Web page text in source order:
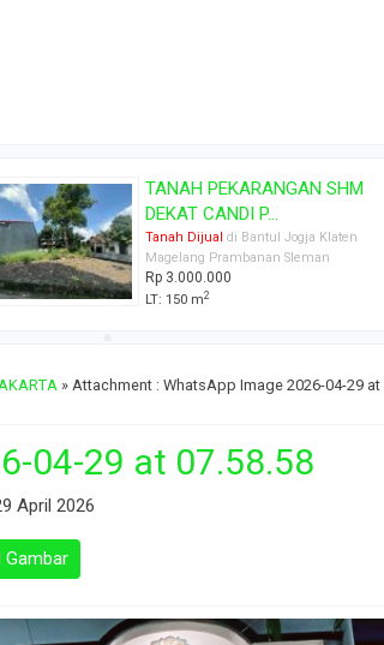
TANAH PEKARANGAN ASRI
MURAH DEKAT ...
Tanah Dijual di Bantul Jogja Klaten
Magelang Prambanan Sleman
Rp 450.000.000
LT: 543 m2
» Attachment : WhatsApp Image 2026-04-29 at
04-29 at 07.58.58
April 2026